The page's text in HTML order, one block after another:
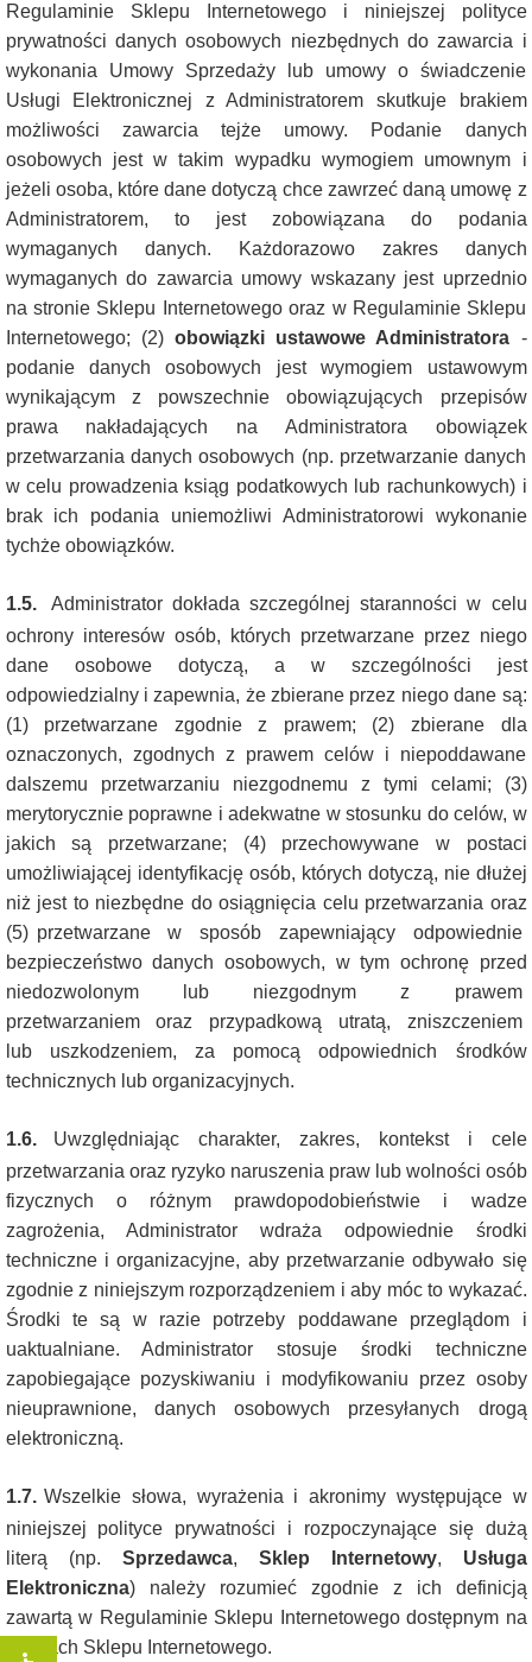
Regulaminie Sklepu Internetowego i niniejszej polityce
prywatności danych osobowych niezbędnych do zawarcia i
wykonania Umowy Sprzedaży lub umowy o świadczenie
Usługi Elektronicznej z Administratorem skutkuje brakiem
możliwości zawarcia tejże umowy. Podanie danych
osobowych jest w takim wypadku wymogiem umownym i
jeżeli osoba, które dane dotyczą chce zawrzeć daną umowę z
Administratorem, to jest zobowiązana do podania
wymaganych danych. Każdorazowo zakres danych
wymaganych do zawarcia umowy wskazany jest uprzednio
na stronie Sklepu Internetowego oraz w Regulaminie Sklepu
Internetowego; (2) obowiązki ustawowe Administratora -
podanie danych osobowych jest wymogiem ustawowym
wynikającym z powszechnie obowiązujących przepisów
prawa nakładających na Administratora obowiązek
przetwarzania danych osobowych (np. przetwarzanie danych
w celu prowadzenia ksiąg podatkowych lub rachunkowych) i
brak ich podania uniemożliwi Administratorowi wykonanie
tychże obowiązków.
1.5.
Administrator dokłada szczególnej staranności w celu
ochrony interesów osób, których przetwarzane przez niego
dane osobowe dotyczą, a w szczególności jest
odpowiedzialny i zapewnia, że zbierane przez niego dane są:
(1) przetwarzane zgodnie z prawem; (2) zbierane dla
oznaczonych, zgodnych z prawem celów i niepoddawane
dalszemu przetwarzaniu niezgodnemu z tymi celami; (3)
merytorycznie poprawne i adekwatne w stosunku do celów, w
jakich są przetwarzane; (4) przechowywane w postaci
umożliwiającej identyfikację osób, których dotyczą, nie dłużej
niż jest to niezbędne do osiągnięcia celu przetwarzania oraz
(5) przetwarzane w sposób zapewniający odpowiednie
bezpieczeństwo danych osobowych, w tym ochronę przed
niedozwolonym lub niezgodnym z prawem
przetwarzaniem oraz przypadkową utratą, zniszczeniem
lub uszkodzeniem, za pomocą odpowiednich środków
technicznych lub organizacyjnych.
1.6.
Uwzględniając charakter, zakres, kontekst i cele
przetwarzania oraz ryzyko naruszenia praw lub wolności osób
fizycznych o różnym prawdopodobieństwie i wadze
zagrożenia, Administrator wdraża odpowiednie środki
techniczne i organizacyjne, aby przetwarzanie odbywało się
zgodnie z niniejszym rozporządzeniem i aby móc to wykazać.
Środki te są w razie potrzeby poddawane przeglądom i
uaktualniane. Administrator stosuje środki techniczne
zapobiegające pozyskiwaniu i modyfikowaniu przez osoby
nieuprawnione, danych osobowych przesyłanych drogą
elektroniczną.
1.7. Wszelkie słowa, wyrażenia i akronimy występujące w
niniejszej polityce prywatności i rozpoczynające się dużą
literą (np. Sprzedawca, Sklep Internetowy, Usługa
Elektroniczna) należy rozumieć zgodnie z ich definicją
zawartą w Regulaminie Sklepu Internetowego dostępnym na
stronach Sklepu Internetowego.